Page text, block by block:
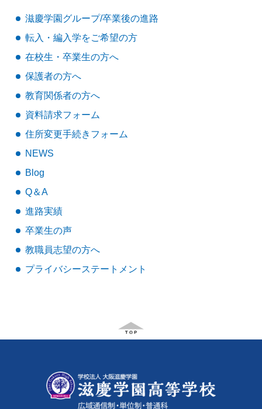
滋慶学園グループ/卒業後の進路
転入・編入学をご希望の方
在校生・卒業生の方へ
保護者の方へ
教育関係者の方へ
資料請求フォーム
住所変更手続きフォーム
NEWS
Blog
Q＆A
進路実績
卒業生の声
教職員志望の方へ
プライバシーステートメント